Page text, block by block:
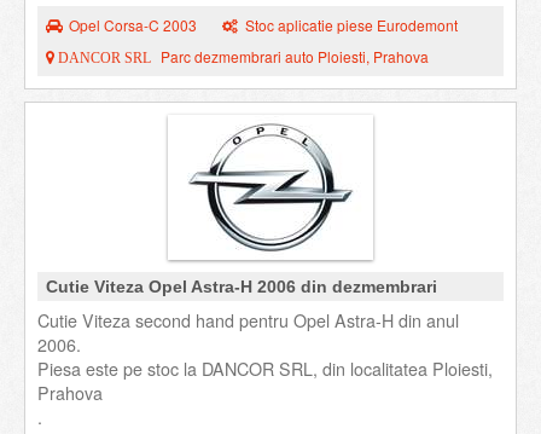
Opel Corsa-C 2003 Stoc aplicatie piese Eurodemont
DANCOR SRL Parc dezmembrari auto Ploiesti, Prahova
Cutie Viteza Opel Astra-H 2006 din dezmembrari
Cutie Viteza second hand pentru Opel Astra-H din anul
2006.
Piesa este pe stoc la DANCOR SRL, din localitatea Ploiesti,
Prahova
.